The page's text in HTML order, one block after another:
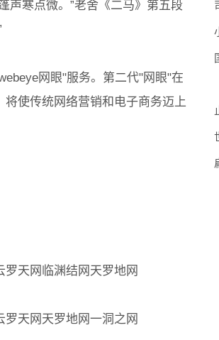
声寒点微。”老舍《二马》第五段
网眼"服务。第二代"网眼"在
使传统网络营销和电子商务迈上
天网临渊结网天罗地网
天网天罗地网一洞之网